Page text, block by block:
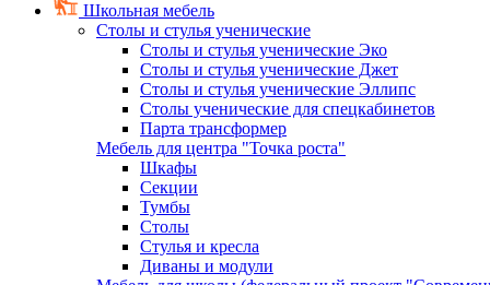
Школьная мебель
Столы и стулья ученические
Столы и стулья ученические Эко
Столы и стулья ученические Джет
Столы и стулья ученические Эллипс
Столы ученические для спецкабинетов
Парта трансформер
Мебель для центра "Точка роста"
Шкафы
Секции
Тумбы
Столы
Стулья и кресла
Диваны и модули